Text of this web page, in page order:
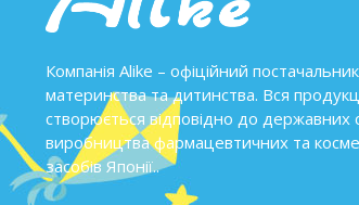
Компанія Alike – офіційний
материнства та дитинства. Вся
створюється відповідно до державних
виробництва фармацевтичних та
засобів Японії..